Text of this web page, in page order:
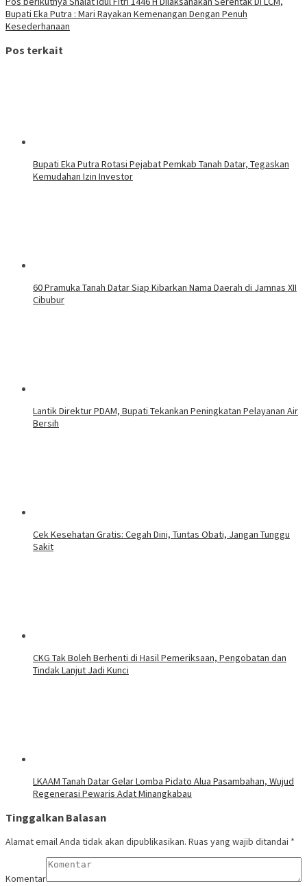
Bupati Eka Putra : Mari Rayakan Kemenangan Dengan Penuh
Kesederhanaan
Pos terkait
Bupati Eka Putra Rotasi Pejabat Pemkab Tanah Datar, Tegaskan
Kemudahan Izin Investor
60 Pramuka Tanah Datar Siap Kibarkan Nama Daerah di Jamnas XII
Cibubur
Lantik Direktur PDAM, Bupati Tekankan Peningkatan Pelayanan Air
Bersih
Cek Kesehatan Gratis: Cegah Dini, Tuntas Obati, Jangan Tunggu
Sakit
CKG Tak Boleh Berhenti di Hasil Pemeriksaan, Pengobatan dan
Tindak Lanjut Jadi Kunci
LKAAM Tanah Datar Gelar Lomba Pidato Alua Pasambahan, Wujud
Regenerasi Pewaris Adat Minangkabau
Tinggalkan Balasan
Alamat email Anda tidak akan dipublikasikan. Ruas yang wajib ditandai *
Komentar